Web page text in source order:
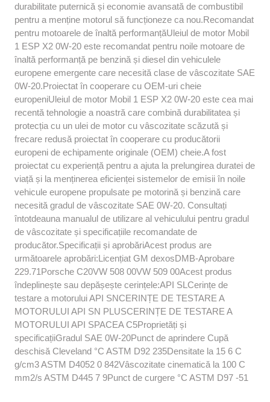
durabilitate puternică și economie avansată de combustibil
pentru a menține motorul să funcționeze ca nou.Recomandat
pentru motoarele de înaltă performanțăUleiul de motor Mobil
1 ESP X2 0W-20 este recomandat pentru noile motoare de
înaltă performanță pe benzină și diesel din vehiculele
europene emergente care necesită clase de vâscozitate SAE
0W-20.Proiectat în cooperare cu OEM-uri cheie
europeniUleiul de motor Mobil 1 ESP X2 0W-20 este cea mai
recentă tehnologie a noastră care combină durabilitatea și
protecția cu un ulei de motor cu vâscozitate scăzută și
frecare redusă proiectat în cooperare cu producătorii
europeni de echipamente originale (OEM) cheie.A fost
proiectat cu experiență pentru a ajuta la prelungirea duratei de
viață și la menținerea eficienței sistemelor de emisii în noile
vehicule europene propulsate pe motorină și benzină care
necesită gradul de vâscozitate SAE 0W-20. Consultați
întotdeauna manualul de utilizare al vehiculului pentru gradul
de vâscozitate și specificațiile recomandate de
producător.Specificații și aprobăriAcest produs are
următoarele aprobări:Licențiat GM dexosDMB-Aprobare
229.71Porsche C20VW 508 00VW 509 00Acest produs
îndeplinește sau depășește cerințele:API SLCerințe de
testare a motorului API SNCERINȚE DE TESTARE A
MOTORULUI API SN PLUSCERINȚE DE TESTARE A
MOTORULUI API SPACEA C5Proprietăți și
specificațiiGradul SAE 0W-20Punct de aprindere Cupă
deschisă Cleveland °C ASTM D92 235Densitate la 15 6 C
g/cm3 ASTM D4052 0 842Vâscozitate cinematică la 100 C
mm2/s ASTM D445 7 9Punct de curgere °C ASTM D97 -51